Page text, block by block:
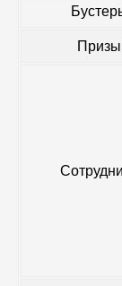
Призы